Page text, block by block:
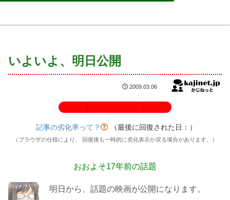
いよいよ、明日公開
2009.03.06
記事の劣化率って？ （最後に回復された日： ）
（ブラウザの仕様により、 回復後も一時的に劣化表示が戻る場合があります。）
おおよそ17年前の話題
明日から、話題の映画が公開になります。